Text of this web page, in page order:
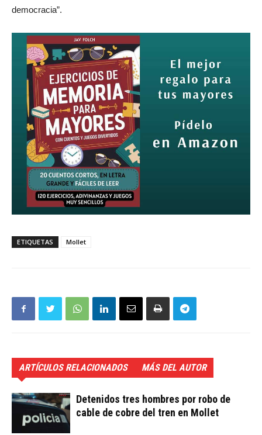
democracia”.
ETIQUETAS Mollet
ARTÍCULOS RELACIONADOS MÁS DEL AUTOR
Detenidos tres hombres por robo de
cable de cobre del tren en Mollet